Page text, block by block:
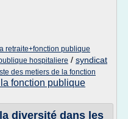
retraite+fonction publique
hospitaliere / syndicat
des metiers de la fonction
fonction publique
diversité dans les